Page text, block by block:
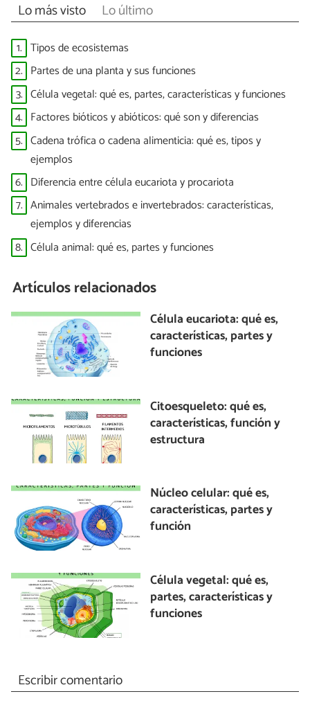
Lo más visto Lo último
1. Tipos de ecosistemas
2. Partes de una planta y sus funciones
3. Célula vegetal: qué es, partes, características y funciones
4. Factores bióticos y abióticos: qué son y diferencias
5. Cadena trófica o cadena alimenticia: qué es, tipos y
ejemplos
6. Diferencia entre célula eucariota y procariota
7. Animales vertebrados e invertebrados: características,
ejemplos y diferencias
8. Célula animal: qué es, partes y funciones
Artículos relacionados
Célula eucariota: qué es,
características, partes y
funciones
Citoesqueleto: qué es,
características, función y
estructura
Núcleo celular: qué es,
características, partes y
función
Célula vegetal: qué es,
partes, características y
funciones
Escribir comentario